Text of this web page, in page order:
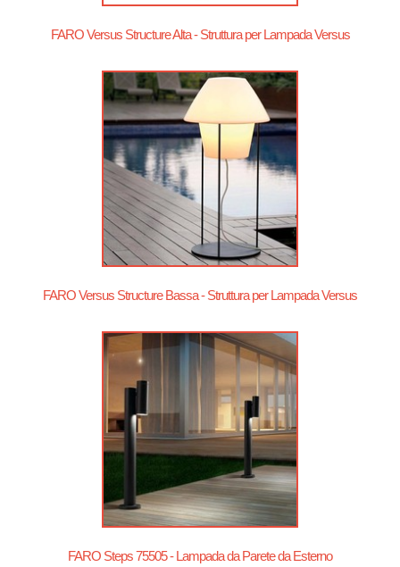
FARO Versus Structure Alta - Struttura per Lampada Versus
FARO Versus Structure Bassa - Struttura per Lampada Versus
FARO Steps 75505 - Lampada da Parete da Esterno